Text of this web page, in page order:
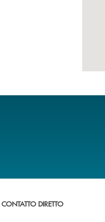
di assistenza
CONTATTO DIRETTO